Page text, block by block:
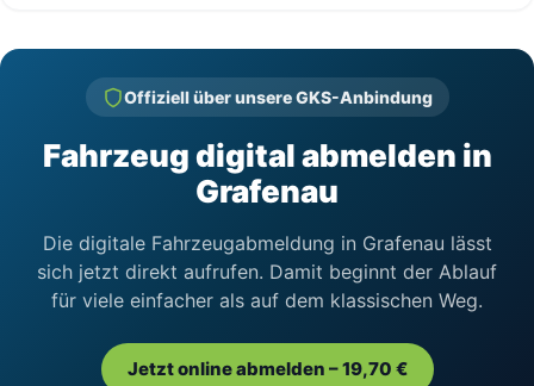
Offiziell über unsere GKS-Anbindung
Fahrzeug digital abmelden in
Grafenau
Die digitale Fahrzeugabmeldung in Grafenau lässt
sich jetzt direkt aufrufen. Damit beginnt der Ablauf
für viele einfacher als auf dem klassischen Weg.
Jetzt online abmelden – 19,70 €